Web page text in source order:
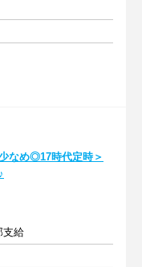
なめ◎17時代定時＞
支給